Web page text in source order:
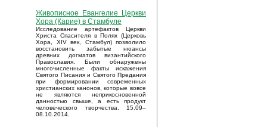
Живописное Евангелие Церкви
Хора (Карие) в Стамбуле
Исследование артефактов Церкви
Христа Спасителя в Полях (Церковь
Хора, XIV век, Стамбул) позволило
восстановить забытые нюансы
древних догматов византийского
Православия. Были обнаружены
многочисленные факты искажения
Святого Писания и Святого Предания
при формировании современных
христианских канонов, которые вовсе
не являются неприкосновенной
данностью свыше, а есть продукт
человеческого творчества. 15.09–
08.10.2014.